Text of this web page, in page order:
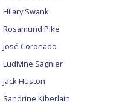
Hilary Swank
Rosamund Pike
José Coronado
Ludivine Sagnier
Jack Huston
Sandrine Kiberlain